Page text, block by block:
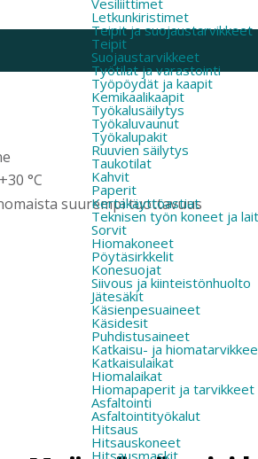
Vesiliittimet
Letkunkiristimet
Teipit ja suojaustarvikkeet
Teipit
Suojaustarvikkeet
Työtilat ja varastointi
Työpöydät ja kaapit
Kemikaalikaapit
Työkalusäilytys
Työkaluvaunut
Työkalupakit
Ruuvien säilytys
Taukotilat
Kahvit
Paperit
Kertakäyttöastiat
Teknisen työn koneet ja
Sorvit
Hiomakoneet
Pöytäsirkkelit
Konesuojat
Siivous ja kiinteistönhuolto
Jätesäkit
Käsienpesuaineet
Käsidesit
Puhdistusaineet
Katkaisu- ja
Katkaisulaikat
Hiomalaikat
Hiomapaperit ja tarvikkeet
Asfaltointi
Asfaltointityökalut
Hitsaus
Hitsauskoneet
Hitsausmaskit
°C
suurempi tuottavuus